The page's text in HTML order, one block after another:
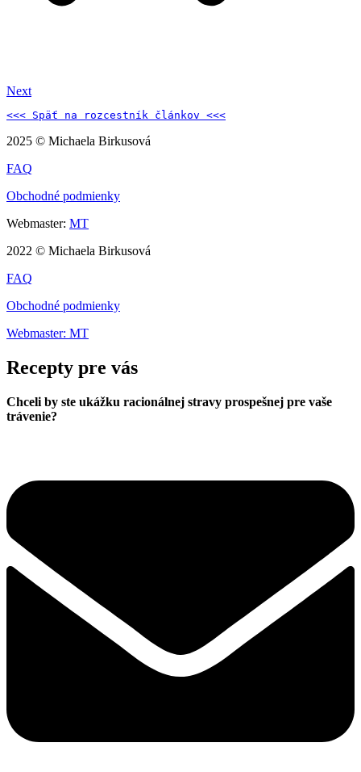
Next
<<< Späť na rozcestník článkov <<<
2025 © Michaela Birkusová
FAQ
Obchodné podmienky
Webmaster: MT
2022 © Michaela Birkusová
FAQ
Obchodné podmienky
Webmaster: MT
Recepty pre vás
Chceli by ste ukážku racionálnej stravy prospešnej pre vaše
trávenie?